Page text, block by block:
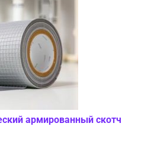
армированный скотч